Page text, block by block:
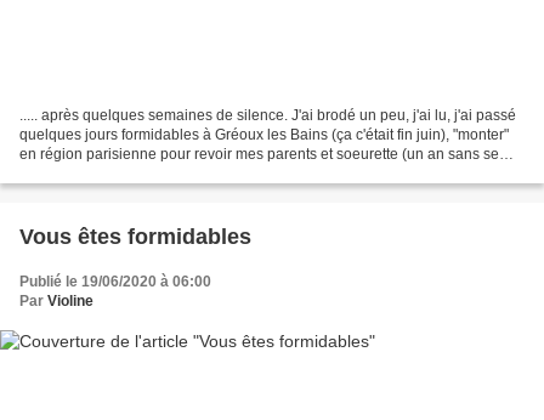
..... après quelques semaines de silence. J'ai brodé un peu, j'ai lu, j'ai passé
quelques jours formidables à Gréoux les Bains (ça c'était fin juin), "monter"
en région parisienne pour revoir mes parents et soeurette (un an sans se
Vous êtes formidables
Publié le 19/06/2020 à 06:00
Par Violine